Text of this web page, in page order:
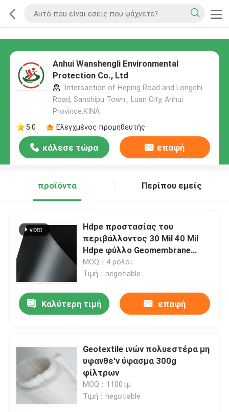
Anhui Wanshengli Environmental
Protection Co., Ltd
Intersaction of Heping Road and Longchi
Road, Sanshipu Town , Luan City, Anhui
Province,ΚΙΝΑ
5.0
Ελεγχμένος προμηθευτής
κάλεσε τώρα επαφή
προϊόντα Περίπου εμείς
Hdpe προστασίας του
περιβάλλοντος 30 Mil 40 Mil
Hdpe φύλλο Geomembrane
σκαφών της γραμμής
MOQ：4 ρόλοι
Τιμή：negotiable
Καλύτερη τιμή επαφή
Geotextile ινών πολυεστέρα μη
υφανθε'ν ύφασμα 300g
φίλτρων
MOQ：1100τμ
Τιμή：negotiable